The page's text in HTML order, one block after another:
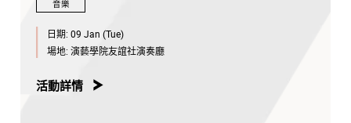
音樂
日期: 09 Jan (Tue)
場地: 演藝學院友誼社演奏廳
活動詳情